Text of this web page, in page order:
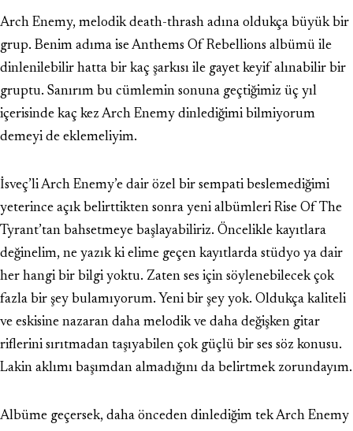
Arch Enemy, melodik death-thrash adına oldukça büyük bir
grup. Benim adıma ise Anthems Of Rebellions albümü ile
dinlenilebilir hatta bir kaç şarkısı ile gayet keyif alınabilir bir
gruptu. Sanırım bu cümlemin sonuna geçtiğimiz üç yıl
içerisinde kaç kez Arch Enemy dinlediğimi bilmiyorum
demeyi de eklemeliyim.
İsveç’li Arch Enemy’e dair özel bir sempati beslemediğimi
yeterince açık belirttikten sonra yeni albümleri Rise Of The
Tyrant’tan bahsetmeye başlayabiliriz. Öncelikle kayıtlara
değinelim, ne yazık ki elime geçen kayıtlarda stüdyo ya dair
her hangi bir bilgi yoktu. Zaten ses için söylenebilecek çok
fazla bir şey bulamıyorum. Yeni bir şey yok. Oldukça kaliteli
ve eskisine nazaran daha melodik ve daha değişken gitar
riflerini sırıtmadan taşıyabilen çok güçlü bir ses söz konusu.
Lakin aklımı başımdan almadığını da belirtmek zorundayım.
Albüme geçersek, daha önceden dinlediğim tek Arch Enemy